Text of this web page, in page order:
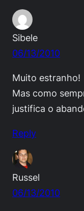
Sibele
06/13/2010
Muito estranho!
Mas como
justifica o
Reply
Russel
06/13/2010